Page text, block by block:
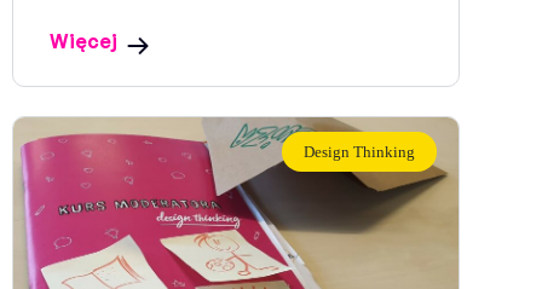
Więcej
Design Thinking